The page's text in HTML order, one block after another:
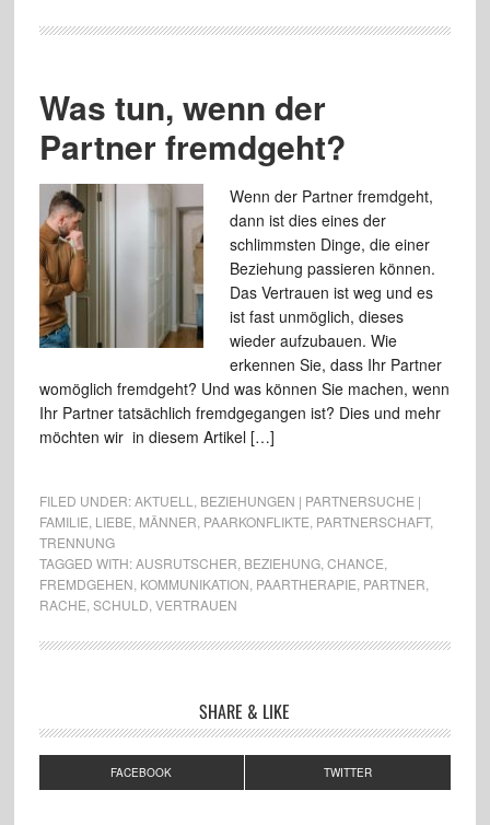
Was tun, wenn der
Partner fremdgeht?
Wenn der Partner fremdgeht,
dann ist dies eines der
schlimmsten Dinge, die einer
Beziehung passieren können.
Das Vertrauen ist weg und es
ist fast unmöglich, dieses
wieder aufzubauen. Wie
erkennen Sie, dass Ihr Partner
womöglich fremdgeht? Und was können Sie machen, wenn
Ihr Partner tatsächlich fremdgegangen ist? Dies und mehr
möchten wir in diesem Artikel […]
FILED UNDER:AKTUELL
BEZIEHUNGEN | PARTNERSUCHE |
FAMILIE LIEBE MÄNNER PAARKONFLIKTE PARTNERSCHAFT,
TRENNUNG
TAGGED WITH:AUSRUTSCHER BEZIEHUNG, CHANCE
FREMDGEHEN KOMMUNIKATION PAARTHERAPIE PARTNER
RACHE SCHULD VERTRAUEN
SHARE & LIKE
FACEBOOK TWITTER